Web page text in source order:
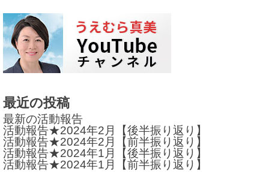
ビ
ゲ
ー
ョ
ン
最近の投稿
最新の活動報告
活動報告★2024年2月【後半振り返り】
活動報告★2024年2月【前半振り返り】
活動報告★2024年1月【後半振り返り】
活動報告★2024年1月【前半振り返り】